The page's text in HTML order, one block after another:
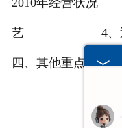
2010年经营状
艺 4、近
四、其他重
2、2009-
3、生产